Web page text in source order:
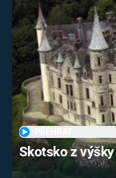
Skotsko z výšky